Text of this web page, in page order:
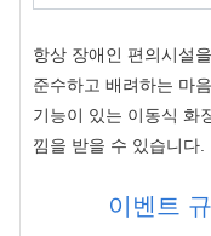
항상 장애인 편의시설
준수하고 배려하는 마
기능이 있는 이동식 화
낌을 받을 수 있습니다.
이벤트